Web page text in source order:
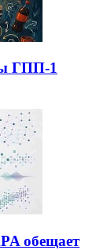
ГПП-1
обещает